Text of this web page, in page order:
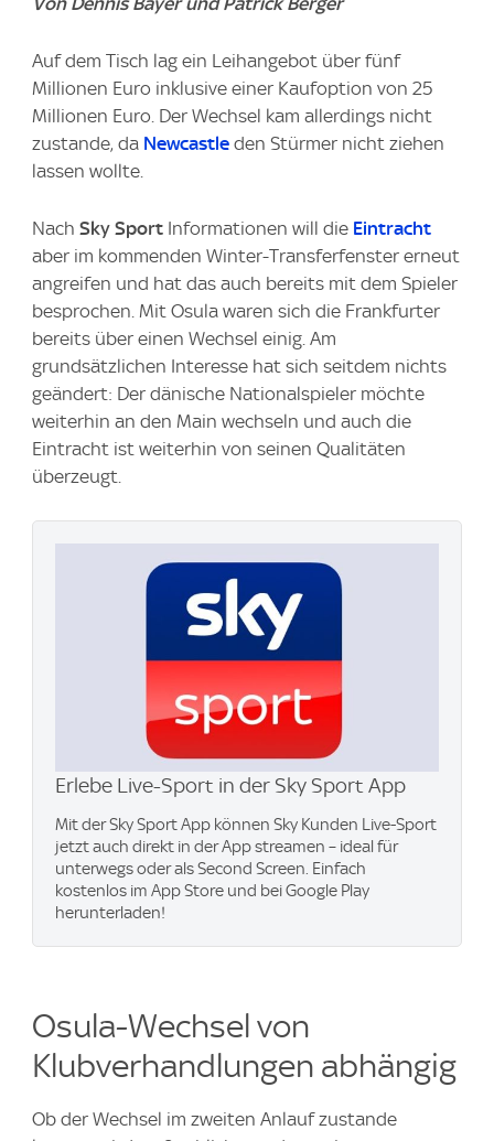
Auf dem Tisch lag ein Leihangebot über fünf
Millionen Euro inklusive einer Kaufoption von 25
Millionen Euro. Der Wechsel kam allerdings nicht
zustande, da Newcastle den Stürmer nicht ziehen
lassen wollte.
Nach Sky Sport Informationen will die Eintracht
aber im kommenden Winter-Transferfenster erneut
angreifen und hat das auch bereits mit dem Spieler
besprochen. Mit Osula waren sich die Frankfurter
bereits über einen Wechsel einig. Am
grundsätzlichen Interesse hat sich seitdem nichts
geändert: Der dänische Nationalspieler möchte
weiterhin an den Main wechseln und auch die
Eintracht ist weiterhin von seinen Qualitäten
überzeugt.
Erlebe Live-Sport in der Sky Sport App
Mit der Sky Sport App können Sky Kunden Live-Sport
jetzt auch direkt in der App streamen – ideal für
unterwegs oder als Second Screen. Einfach
kostenlos im App Store und bei Google Play
herunterladen!
Osula-Wechsel von
Klubverhandlungen abhängig
Ob der Wechsel im zweiten Anlauf zustande